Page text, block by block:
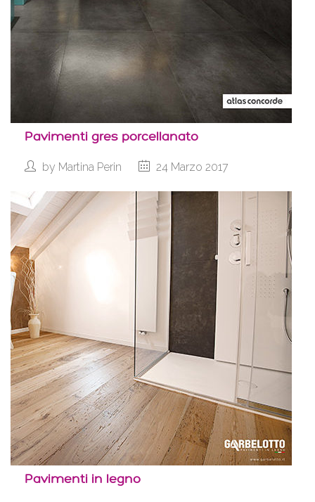
Pavimenti gres porcellanato
by Martina Perin 24 Marzo 2017
Pavimenti in legno